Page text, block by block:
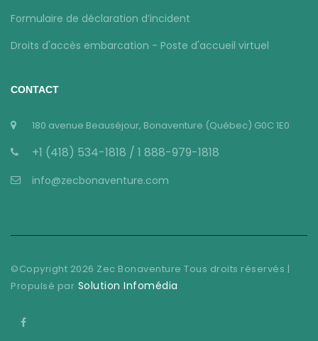
Formulaire de déclaration d’incident
Droits d'accès embarcation - Poste d'accueil virtuel
CONTACT
180 avenue Beauséjour, Bonaventure (Québec) G0C 1E0
+1 (418) 534-1818 / 1 888-979-1818
info@zecbonaventure.com
©Copyright 2026 Zec Bonaventure Tous droits réservés |
Propulsé par Solution Infomédia